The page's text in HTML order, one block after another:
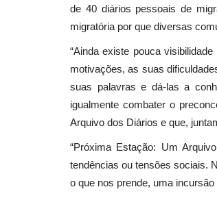
de 40 diários pessoais de
migratória por que diversas
“Ainda existe pouca
motivações, as suas
suas palavras e dá-las a
igualmente combater o
Arquivo dos Diários e que,
“Próxima Estação: Um
tendências ou tensões sociais.
o que nos prende, uma